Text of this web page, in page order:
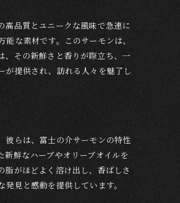
品質とユニークな風味で急速に
な素材です。このサーモンは、
、その新鮮さと香りが際立ち、一
が提供され、訪れる人々を魅了し
彼らは、富士の介サーモンの特性
鮮なハーブやオリーブオイルを
がほどよく溶け出し、香ばしさ
見と感動を提供しています。